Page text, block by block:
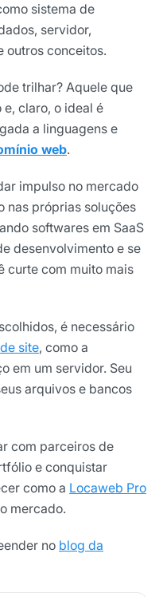
sistema de
servidor,
outros conceitos.
trilhar? Aquele que
claro, o ideal é
a linguagens e
web.
impulso no mercado
nas próprias soluções
softwares em SaaS
desenvolvimento e se
curte com muito mais
é necessário
site, como a
em um servidor. Seu
arquivos e bancos
com parceiros de
e conquistar
como a Locaweb Pro
mercado.
no blog da